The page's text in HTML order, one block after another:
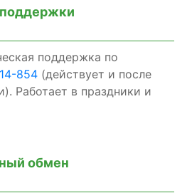
поддержка по
854 (действует и после
Работает в праздники и
обмен